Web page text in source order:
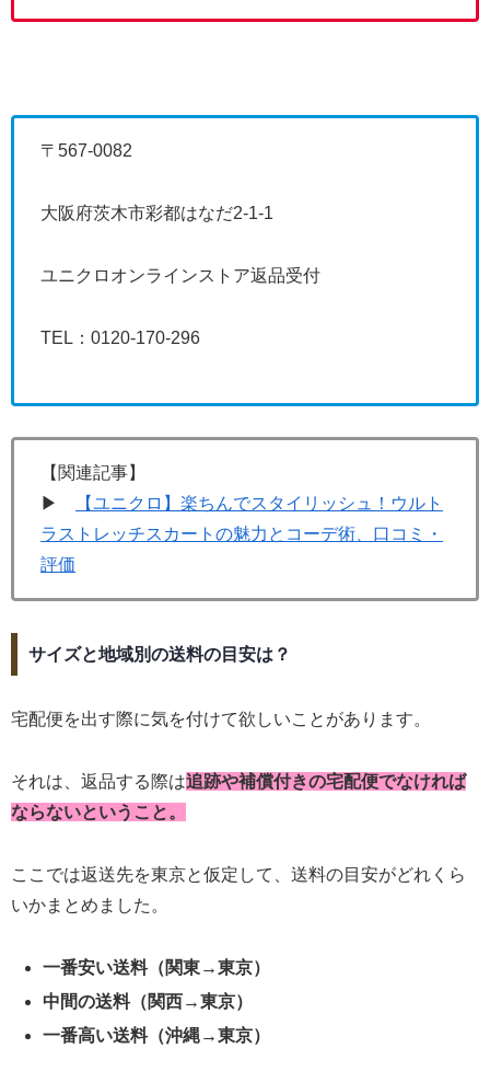
〒567-0082
大阪府茨木市彩都はなだ2-1-1
ユニクロオンラインストア返品受付
TEL：0120-170-296
【関連記事】
▶
【ユニクロ】楽ちんでスタイリッシュ！ウルト
ラストレッチスカートの魅力とコーデ術、口コミ・
評価
サイズと地域別の送料の目安は？
宅配便を出す際に気を付けて欲しいことがあります。
それは、返品する際は追跡や補償付きの宅配便でなければ
ならないということ。
ここでは返送先を東京と仮定して、送料の目安がどれくら
いかまとめました。
一番安い送料（関東→東京）
中間の送料（関西→東京）
一番高い送料（沖縄→東京）